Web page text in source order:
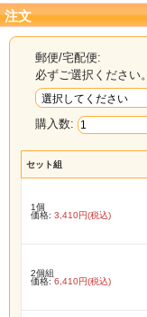
注文
郵便/宅配便:
必ずご選択ください。
購入数:
セット組
1個
価格: 3,410円(税込)
2個組
価格: 6,410円(税込)